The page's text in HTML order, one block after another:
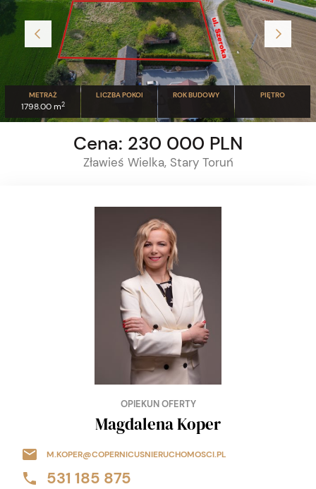
METRAŻ
1798.00 m2
LICZBA POKOI ROK BUDOWY PIĘTRO
Cena: 230 000 PLN
Zławieś Wielka, Stary Toruń
OPIEKUN OFERTY
Magdalena Koper
M.KOPER@COPERNICUSNIERUCHOMOSCI.PL
531 185 875